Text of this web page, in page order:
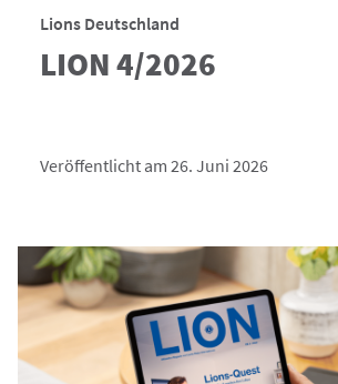
Lions Deutschland
LION 4/2026
Veröffentlicht am 26. Juni 2026